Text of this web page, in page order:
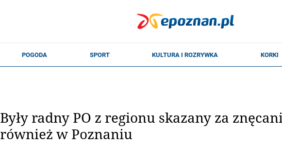
Były radny PO z regionu skazany za
również w Poznaniu